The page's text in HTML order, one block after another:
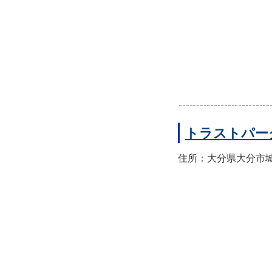
トラストパ
住所：大分県大分市